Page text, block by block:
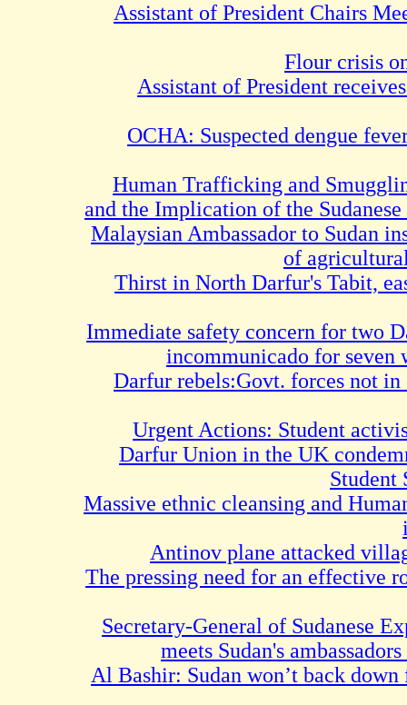
Assistant of President
Flour
Assistant of President
OCHA: Suspected dengue
Human Trafficking and
and the Implication of the
Malaysian Ambassador to
of
Thirst in North Darfur's
Immediate safety concern for
incommunicado for
Darfur rebels:Govt. forces
Urgent Actions: Student
Darfur Union in the UK
Massive ethnic cleansing and
Antinov plane
The pressing need for an
Secretary-General of
meets Sudan's
Al Bashir: Sudan won’t back